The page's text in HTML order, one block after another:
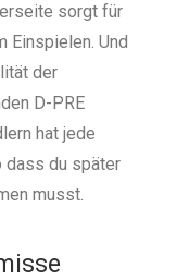
sorgt für
Einspielen. Und
der
D-PRE
hat jede
dass du später
musst.